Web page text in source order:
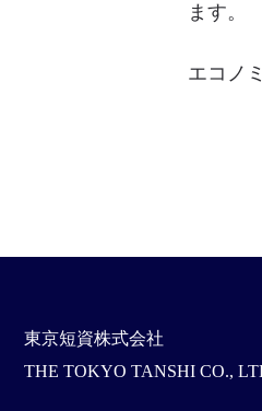
ます。
エコノ
東京短資株式会社
THE TOKYO TANSHI CO.,